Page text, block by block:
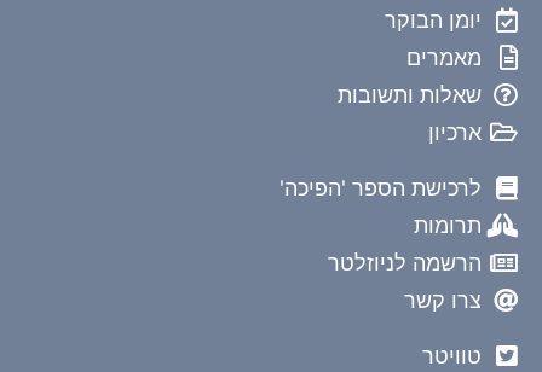
יומן הבוקר
מאמרים
שאלות ותשובות
ארכיון
לרכישת הספר 'הפיכה'
תרומות
הרשמה לניוזלטר
צרו קשר
טוויטר